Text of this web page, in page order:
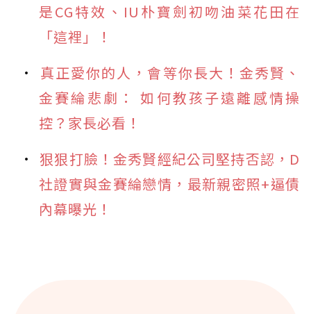
是CG特效、IU朴寶劍初吻油菜花田在
「這裡」！
真正愛你的人，會等你長大！金秀賢、
金賽綸悲劇： 如何教孩子遠離感情操
控？家長必看！
狠狠打臉！金秀賢經紀公司堅持否認，D
社證實與金賽綸戀情，最新親密照+逼債
內幕曝光！